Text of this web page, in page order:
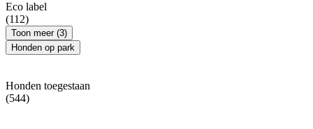
Eco label
(112)
Toon meer (3)
Honden op park
Honden toegestaan
(544)